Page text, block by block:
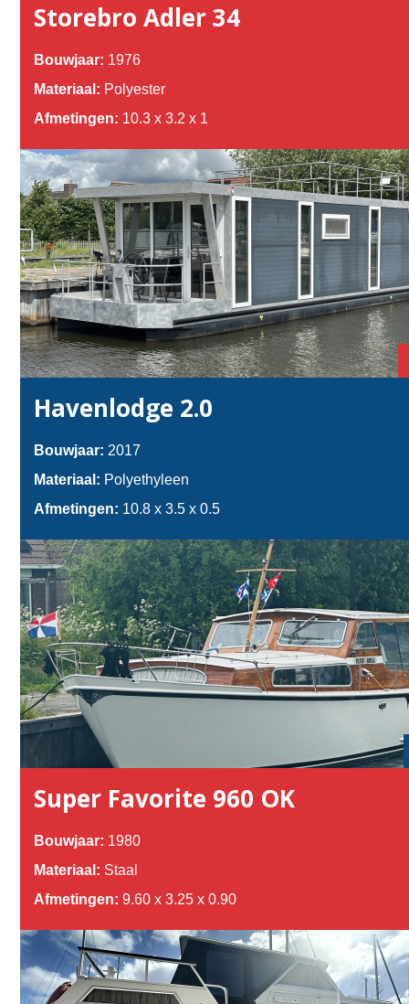
Storebro Adler 34
Bouwjaar: 1976
Materiaal: Polyester
Afmetingen: 10.3 x 3.2 x 1
Havenlodge 2.0
Bouwjaar: 2017
Materiaal: Polyethyleen
Afmetingen: 10.8 x 3.5 x 0.5
Super Favorite 960 OK
Bouwjaar: 1980
Materiaal: Staal
Afmetingen: 9.60 x 3.25 x 0.90